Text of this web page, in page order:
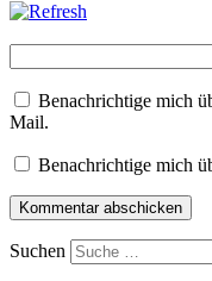
Benachrichtige mich
Mail.
Benachrichtige mich
Suchen